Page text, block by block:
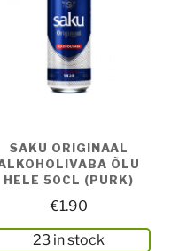
SAKU ORIGINAAL
ÕLU
HELE 50CL (PURK)
€1.90
23 in stock